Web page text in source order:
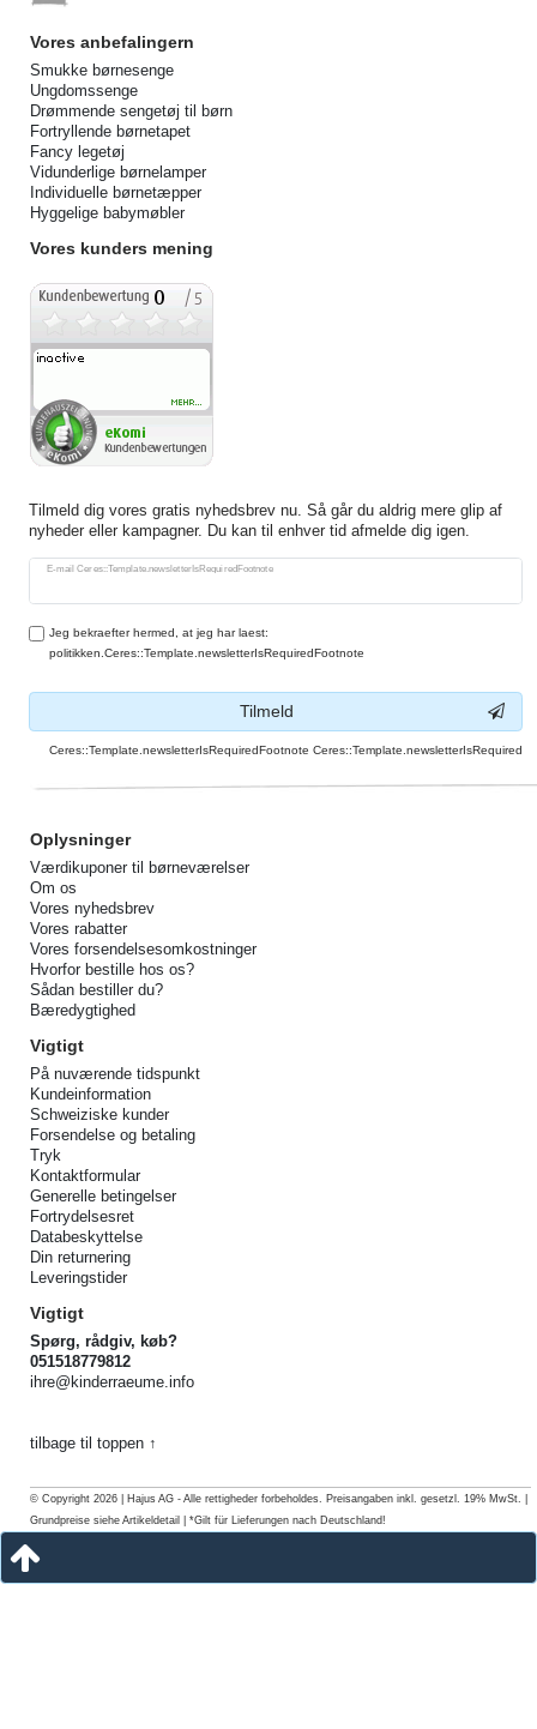
Vores anbefalingern
Smukke børnesenge
Ungdomssenge
Drømmende sengetøj til børn
Fortryllende børnetapet
Fancy legetøj
Vidunderlige børnelamper
Individuelle børnetæpper
Hyggelige babymøbler
Vores kunders mening
Tilmeld dig vores gratis nyhedsbrev nu. Så går du aldrig mere glip af
nyheder eller kampagner. Du kan til enhver tid afmelde dig igen.
E-mail Ceres::Template.newsletterIsRequiredFootnote
Ceres::Template.newsletterHoneypotLabel
Jeg bekraefter hermed, at jeg har laest:
politikken.Ceres::Template.newsletterIsRequiredFootnote
Tilmeld
Ceres::Template.newsletterIsRequiredFootnote Ceres::Template.newsletterIsRequired
Oplysninger
Værdikuponer til børneværelser
Om os
Vores nyhedsbrev
Vores rabatter
Vores forsendelsesomkostninger
Hvorfor bestille hos os?
Sådan bestiller du?
Bæredygtighed
Vigtigt
På nuværende tidspunkt
Kundeinformation
Schweiziske kunder
Forsendelse og betaling
Tryk
Kontaktformular
Generelle betingelser
Fortrydelsesret
Databeskyttelse
Din returnering
Leveringstider
Vigtigt
Spørg, rådgiv, køb?
051518779812
ihre@kinderraeume.info
tilbage til toppen ↑
© Copyright 2026 | Hajus AG - Alle rettigheder forbeholdes. Preisangaben inkl. gesetzl. 19% MwSt. |
Grundpreise siehe Artikeldetail | *Gilt für Lieferungen nach Deutschland!